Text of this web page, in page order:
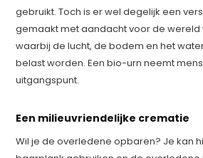
gebruikt. Toch is er wel degelijk een
gemaakt met aandacht voor de wereld
waarbij de lucht, de bodem en het
belast worden. Een bio-urn neemt
uitgangspunt.
Een milieuvriendelijke crematie
Wil je de overledene opbaren? Je kan